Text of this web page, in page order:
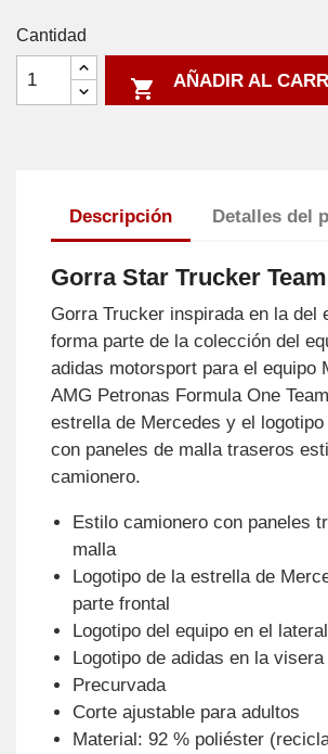
Cantidad
 AÑADIR AL
Descripción Detalles del
Gorra Star Trucker
Gorra Trucker inspirada en la del
forma parte de la colección del
adidas motorsport para el equipo
AMG Petronas Formula One
estrella de Mercedes y el logotipo
con paneles de malla traseros
camionero.
Estilo camionero con paneles
malla
Logotipo de la estrella de
parte frontal
Logotipo del equipo en el lateral
Logotipo de adidas en la visera
Precurvada
Corte ajustable para adultos
Material: 92 % poliéster